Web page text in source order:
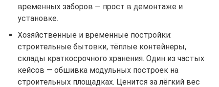
временных заборов — прост в демонтаже и
установке.
Хозяйственные и временные постройки:
строительные бытовки, тёплые контейнеры,
склады краткосрочного хранения. Один из частых
кейсов — обшивка модульных построек на
строительных площадках. Ценится за лёгкий вес